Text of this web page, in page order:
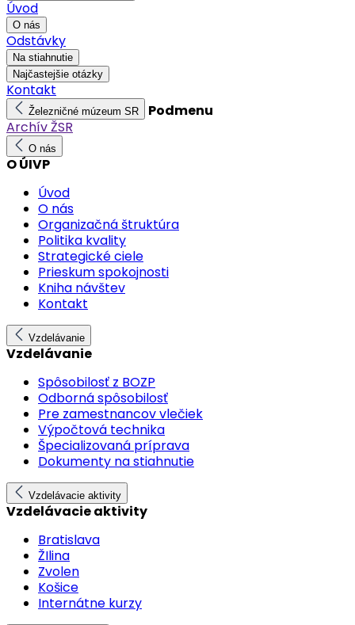
Úvod
O nás
Odstávky
Na stiahnutie
Najčastejšie otázky
Kontakt
Železničné múzeum SR
Podmenu
Archív ŽSR
O nás
O ÚIVP
Úvod
O nás
Organizačná štruktúra
Politika kvality
Strategické ciele
Prieskum spokojnosti
Kniha návštev
Kontakt
Vzdelávanie
Vzdelávanie
Spôsobilosť z BOZP
Odborná spôsobilosť
Pre zamestnancov vlečiek
Výpočtová technika
Špecializovaná príprava
Dokumenty na stiahnutie
Vzdelávacie aktivity
Vzdelávacie aktivity
Bratislava
ŽIlina
Zvolen
Košice
Internátne kurzy